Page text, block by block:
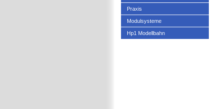
Praxis
Modulsysteme
Hp1 Modellbahn